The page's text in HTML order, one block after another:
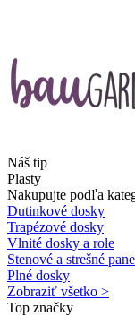
Náš tip
Plasty
Nakupujte podľa
Dutinkové dosky
Trapézové dosky
Vlnité dosky a role
Stenové a strešné
Plné dosky
Zobraziť všetko >
Top značky